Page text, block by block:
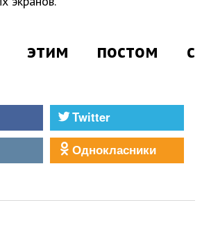
этим постом с
Twitter
Однокласники